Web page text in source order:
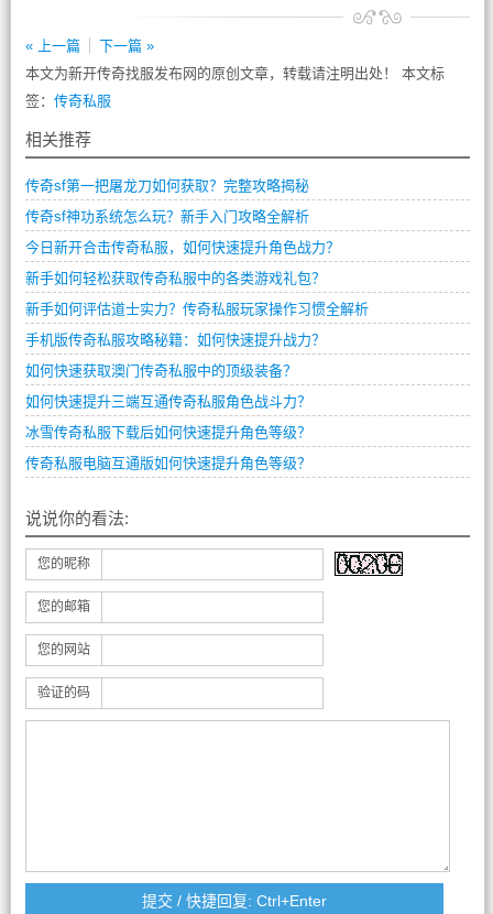
« 上一篇
下一篇 »
本文为新开传奇找服发布网的原创文章，转载请注明出处！ 本文标
签： 传奇私服
相关推荐
传奇sf第一把屠龙刀如何获取？完整攻略揭秘
传奇sf神功系统怎么玩？新手入门攻略全解析
今日新开合击传奇私服，如何快速提升角色战力？
新手如何轻松获取传奇私服中的各类游戏礼包？
新手如何评估道士实力？传奇私服玩家操作习惯全解析
手机版传奇私服攻略秘籍：如何快速提升战力？
如何快速获取澳门传奇私服中的顶级装备？
如何快速提升三端互通传奇私服角色战斗力？
冰雪传奇私服下载后如何快速提升角色等级？
传奇私服电脑互通版如何快速提升角色等级？
说说你的看法:
您的昵称
您的邮箱
您的网站
验证的码